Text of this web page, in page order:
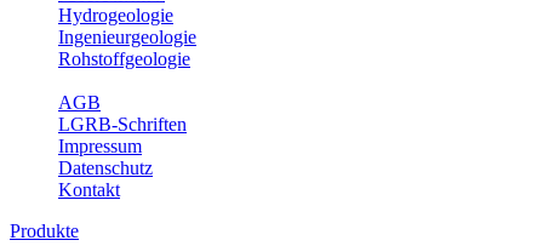
Hydrogeologie
Ingenieurgeologie
Rohstoffgeologie
AGB
LGRB-Schriften
Impressum
Datenschutz
Kontakt
Produkte